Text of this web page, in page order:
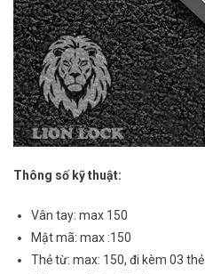
Thông số kỹ thuật:
Vân tay: max 150
Mật mã: max :150
Thẻ từ: max: 150, đi kèm 03 thẻ